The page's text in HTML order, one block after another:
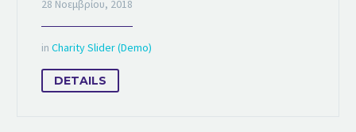
28 Νοεμβρίου, 2018
in Charity Slider (Demo)
DETAILS